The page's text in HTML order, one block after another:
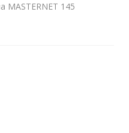
MASTERNET 145